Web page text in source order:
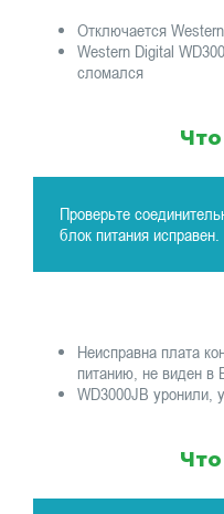
Отключается
Western Digital
сломался
Проверьте
блок питания исправен.
Неисправна плата
питанию, не виден в
WD3000JB уронили,